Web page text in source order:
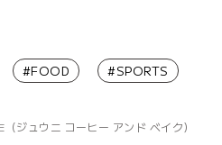
#FOOD #SPORTS
ジュウニ コーヒー アンド ベイク）